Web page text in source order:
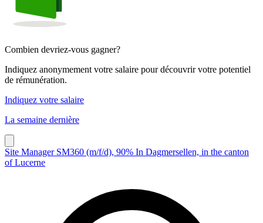
Combien devriez-vous gagner?
Indiquez anonymement votre salaire pour découvrir votre potentiel
de rémunération.
Indiquez votre salaire
La semaine dernière
Site Manager SM360 (m/f/d), 90% In Dagmersellen, in the canton
of Lucerne